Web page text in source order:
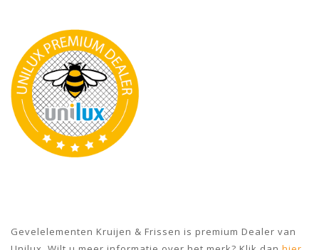
Gevelelementen Kruijen & Frissen is premium Dealer van